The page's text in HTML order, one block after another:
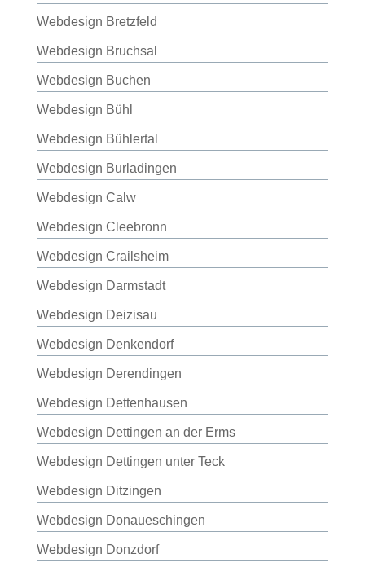
Webdesign Bretzfeld
Webdesign Bruchsal
Webdesign Buchen
Webdesign Bühl
Webdesign Bühlertal
Webdesign Burladingen
Webdesign Calw
Webdesign Cleebronn
Webdesign Crailsheim
Webdesign Darmstadt
Webdesign Deizisau
Webdesign Denkendorf
Webdesign Derendingen
Webdesign Dettenhausen
Webdesign Dettingen an der Erms
Webdesign Dettingen unter Teck
Webdesign Ditzingen
Webdesign Donaueschingen
Webdesign Donzdorf